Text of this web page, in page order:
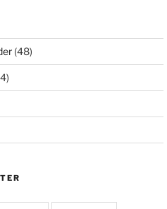
(48)